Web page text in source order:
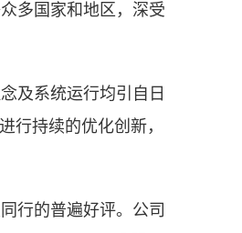
多国家和地区，深受
及系统运行均引自日
行持续的优化创新，
行的普遍好评。公司